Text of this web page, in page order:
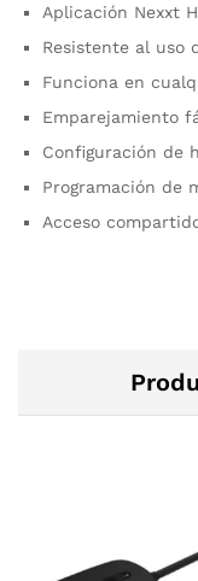
Aplicación Nexxt
Resistente al uso
Funciona en
Emparejamiento
Configuración de
Programación de
Acceso